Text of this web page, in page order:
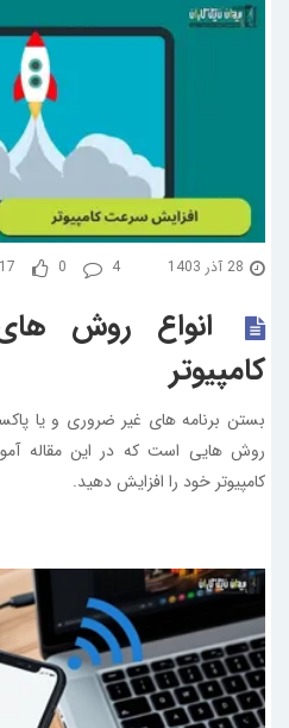
28 آذر 1403 0 4
انواع روش
کامپیوتر
بستن برنامه های غیر ضروری و یا
روش هایی است که در این مقاله
کامپیوتر خود را افزایش دهید.